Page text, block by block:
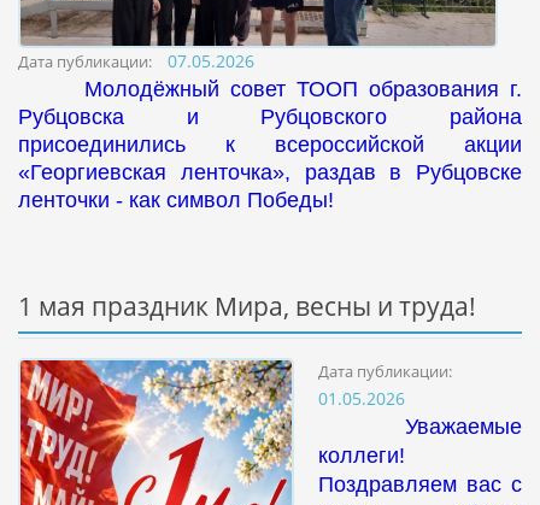
Дата публикации: 07.05.2026
Молодёжный совет ТООП образования г.
Рубцовска и Рубцовского района
присоединились к всероссийской акции
«Георгиевская ленточка», раздав в Рубцовске
ленточки - как символ Победы!
1 мая праздник Мира, весны и труда!
Дата публикации:
01.05.2026
Уважаемые
коллеги!
Поздравляем вас с